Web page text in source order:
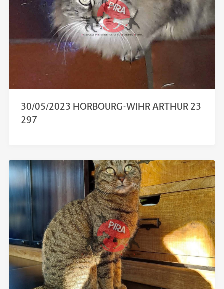
30/05/2023 HORBOURG-WIHR ARTHUR 23
297